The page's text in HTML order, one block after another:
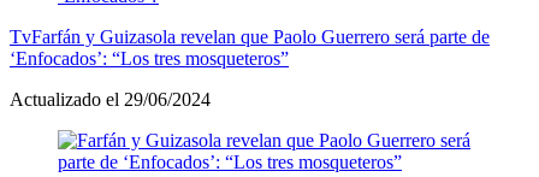
TvFarfán y Guizasola revelan que Paolo Guerrero será parte de
‘Enfocados’: “Los tres mosqueteros”
Actualizado el 29/06/2024